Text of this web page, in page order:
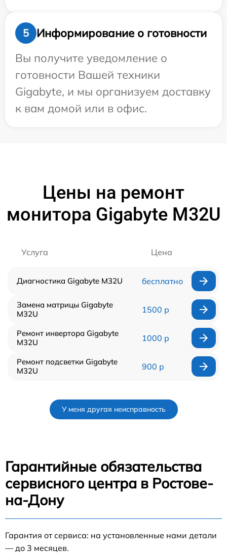
5
Информирование о готовности
Вы получите уведомление о
готовности Вашей техники
Gigabyte, и мы организуем доставку
к вам домой или в офис.
Цены на ремонт
монитора Gigabyte M32U
Услуга Цена
Диагностика Gigabyte M32U бесплатно
Замена матрицы Gigabyte
M32U
1500 р
Ремонт инвертора Gigabyte
M32U
1000 р
Ремонт подсветки Gigabyte
M32U
900 р
У меня другая неисправность
Гарантийные обязательства
сервисного центра в Ростове-
на-Дону
Гарантия от сервиса: на установленные нами детали
— до 3 месяцев.